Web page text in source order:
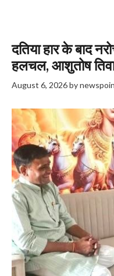
दतिया हार के बाद
हलचल, आशुतोष
August 6, 2026by